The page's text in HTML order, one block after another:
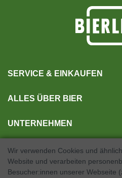
SERVICE & EINKAUFEN
ALLES ÜBER BIER
UNTERNEHMEN
SOCIAL MEDIA
Wir verwenden Cookies und
Website und verarbeiten
Besucher:innen unserer Webseite